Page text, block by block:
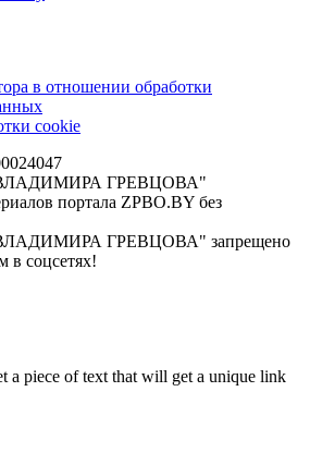
в отношении обработки
cookie
ГРЕВЦОВА"
портала ZPBO.BY без
ГРЕВЦОВА" запрещено
в соцсетях!
a piece of text that will get a unique link